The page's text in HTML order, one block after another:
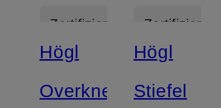
Zertifiziert
Högl
Overknee-
Zertifiziert
Högl
Stiefel